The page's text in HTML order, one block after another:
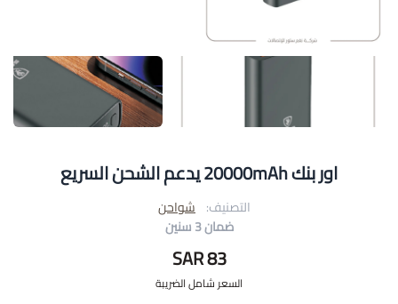
اور بنك 20000mAh يدعم الشحن السريع
التصنيف: شواحن
ضمان 3 سنين
83 SAR
السعر شامل الضريبة